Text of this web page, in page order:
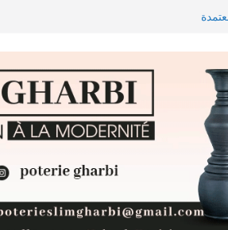
ترتفع بـ15 بالمائة إلى